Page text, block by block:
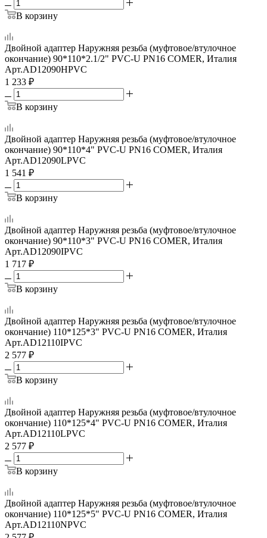
В корзину
Двойной адаптер Наружняя резьба (муфтовое/втулочное
окончание) 90*110*2.1/2" PVC-U PN16 COMER, Италия
Арт.AD12090HPVC
1 233 ₽
В корзину
Двойной адаптер Наружняя резьба (муфтовое/втулочное
окончание) 90*110*4" PVC-U PN16 COMER, Италия
Арт.AD12090LPVC
1 541 ₽
В корзину
Двойной адаптер Наружняя резьба (муфтовое/втулочное
окончание) 90*110*3" PVC-U PN16 COMER, Италия
Арт.AD12090IPVC
1 717 ₽
В корзину
Двойной адаптер Наружняя резьба (муфтовое/втулочное
окончание) 110*125*3" PVC-U PN16 COMER, Италия
Арт.AD12110IPVC
2 577 ₽
В корзину
Двойной адаптер Наружняя резьба (муфтовое/втулочное
окончание) 110*125*4" PVC-U PN16 COMER, Италия
Арт.AD12110LPVC
2 577 ₽
В корзину
Двойной адаптер Наружняя резьба (муфтовое/втулочное
окончание) 110*125*5" PVC-U PN16 COMER, Италия
Арт.AD12110NPVC